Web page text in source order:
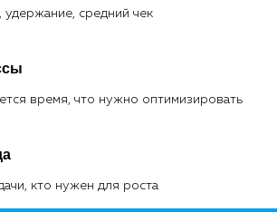
удержание, средний чек
время, что нужно оптимизировать
кто нужен для роста